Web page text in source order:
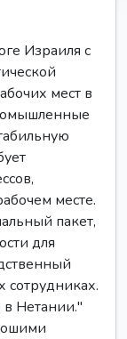
Израиля с
мест в
месте.
пакет,
для
сотрудниках.
в Нетании."